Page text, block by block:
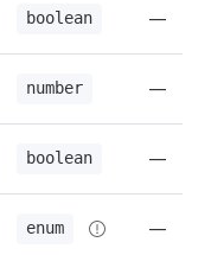
boolean —
number —
boolean —
enum —